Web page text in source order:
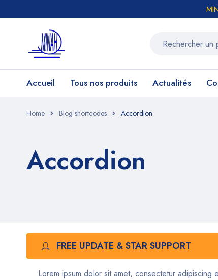
Accueil Tous nos produits Actualités
Home Blog shortcodes Accordion
Accordion
FREE UPDATE & STAR SUPPORT
Lorem ipsum dolor sit amet, consectetur adipiscing